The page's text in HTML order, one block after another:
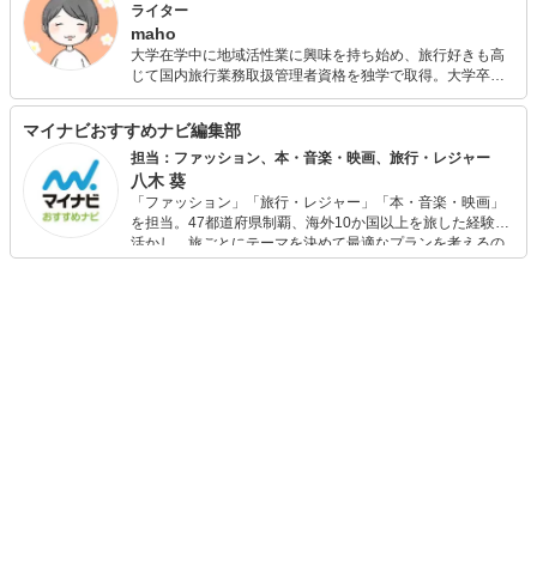
ライター
maho
大学在学中に地域活性業に興味を持ち始め、旅行好きも高
じて国内旅行業務取扱管理者資格を独学で取得。大学卒業
後も地域の活性化に貢献したいと思い旅行会社に就職。 プ
渡航先はヨーロッパが多い。 結婚・引っ越しを期に退職後
も、旅行好きの夫と二人で旅行を計画してさまざま場所を
訪れている。温泉やグルメ旅が好きで、子どもを出産後は
子連れ旅行も日々勉強中。 大学は教育学部卒業。高等学校
国語科教諭や学校図書館司書教諭の実習を経て、「言葉」
を通じて子どもの教育に関わりたいと書店員の道を志した
ことも。 現在はそのエネルギーを子どもに向けて、図書館
マイナビおすすめナビ編集部
担当：ファッション、本・音楽・映画、旅行・レジャー
八木 葵
「ファッション」「旅行・レジャー」「本・音楽・映画」
を担当。47都道府県制覇、海外10か国以上を旅した経験を
活かし、旅ごとにテーマを決めて最適なプランを考えるの
が得意。また、アパレルショップでの販売経験もあり。誰